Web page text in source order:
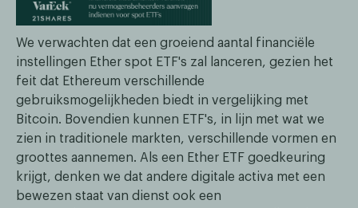
We verwachten dat een groeiend aantal financiële
instellingen Ether spot ETF's zal lanceren, gezien het
feit dat Ethereum verschillende
gebruiksmogelijkheden biedt in vergelijking met
Bitcoin. Bovendien kunnen ETF's, in lijn met wat we
zien in traditionele markten, verschillende vormen en
groottes aannemen. Als een Ether ETF goedkeuring
krijgt, denken we dat andere digitale activa met een
bewezen staat van dienst ook een